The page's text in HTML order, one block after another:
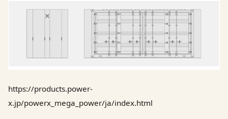
https://products.power-
x.jp/powerx_mega_power/ja/index.html